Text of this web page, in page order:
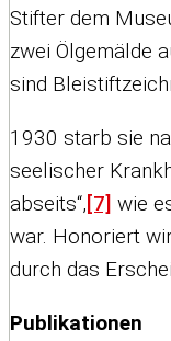
Stifter dem
zwei Ölgemälde
sind
1930 starb sie
seelischer
abseits“,[7] wie
war. Honoriert
durch das
Publikationen